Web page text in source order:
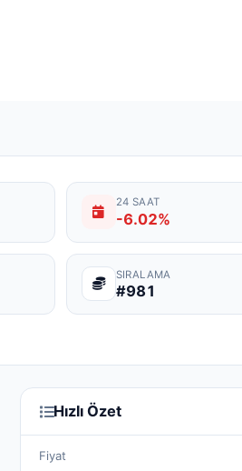
24 SAAT
-6.02%
SIRALAMA
#981
Hızlı Özet
Fiyat